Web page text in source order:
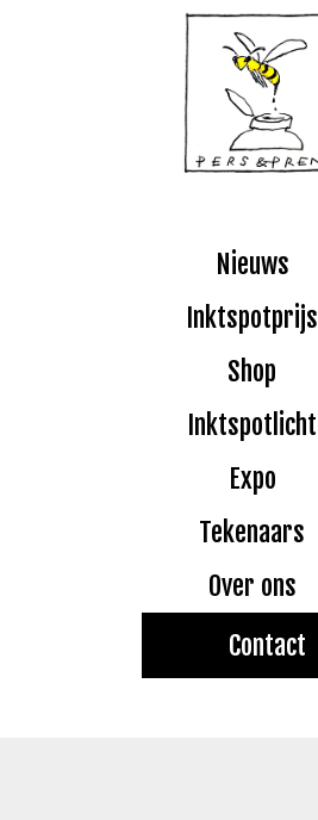
Nieuws
Inktspotprijs
Shop
Inktspotlicht
Expo
Tekenaars
Over ons
Contact